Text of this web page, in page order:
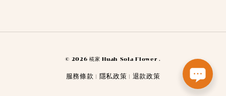
© 2026 椛家 Huah Sola Flower .
服務條款 隱私政策 退款政策